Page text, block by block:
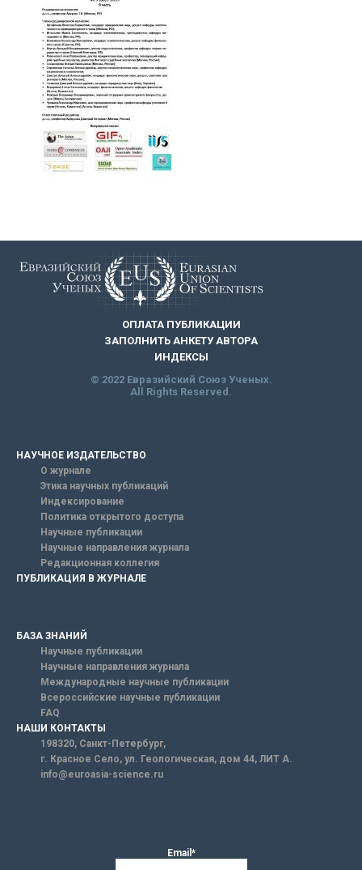
ОПЛАТА ПУБЛИКАЦИИ
ЗАПОЛНИТЬ АНКЕТУ АВТОРА
ИНДЕКСЫ
© 2022 Евразийский Союз Ученых.
All Rights Reserved.
НАУЧНОЕ ИЗДАТЕЛЬСТВО
О журнале
Этика научных публикаций
Индексирование
Политика открытого доступа
Научные публикации
Научные направления журнала
Редакционная коллегия
ПУБЛИКАЦИЯ В ЖУРНАЛЕ
БАЗА ЗНАНИЙ
Научные публикации
Научные направления журнала
Международные научные публикации
Всероссийские научные публикации
FAQ
НАШИ КОНТАКТЫ
198320, Санкт-Петербург,
г. Красное Село, ул. Геологическая, дом 44, ЛИТ А.
info@euroasia-science.ru
Email*